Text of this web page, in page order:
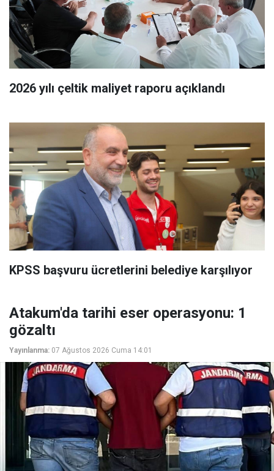
2026 yılı çeltik maliyet raporu açıklandı
KPSS başvuru ücretlerini belediye karşılıyor
Atakum'da tarihi eser operasyonu: 1
gözaltı
Yayınlanma: 07 Ağustos 2026 Cuma 14:01